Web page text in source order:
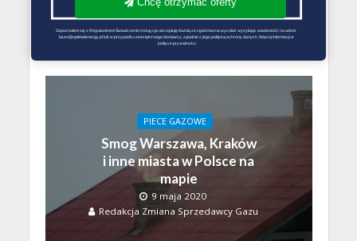
Redakcja Zmiana Sprzedawcy Gazu
PIECE GAZOWE
Smog Warszawa, Kraków
i inne miasta w Polsce na
mapie
9 maja 2020
Redakcja Zmiana Sprzedawcy Gazu
Zapoznałem się z Regulaminem Świadczenie Usług i go akceptuję Każdą ze zgód można wycofać wysyłając wiadomość na adres
biuro@optimalenergy.pl lub w przypadku zewnętrznego dostawcy, zgodnie z jego polityką ochrony danych. Więcej informacji w
polityce prywatności